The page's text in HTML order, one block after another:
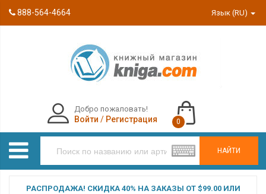
888-564-4664 Язык (RU)
НАЙТИ
Добро пожаловать!
Войти / Регистрация 0
РАСПРОДАЖА! СКИДКА 40% НА ЗАКАЗЫ ОТ $99.00 ИЛИ